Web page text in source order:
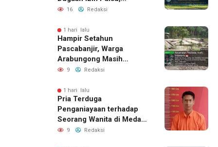
Tegaskan Proses
Jalur Resmi
16 Redaksi
1 hari lalu
Hampir Setahun
Pascabanjir, Warga
Arabungong Masih
Menunggu Bantuan
9 Redaksi
1 hari lalu
Pria Terduga
Penganiayaan terhadap
Seorang Wanita di Medan
Ditangkap Polisi
9 Redaksi